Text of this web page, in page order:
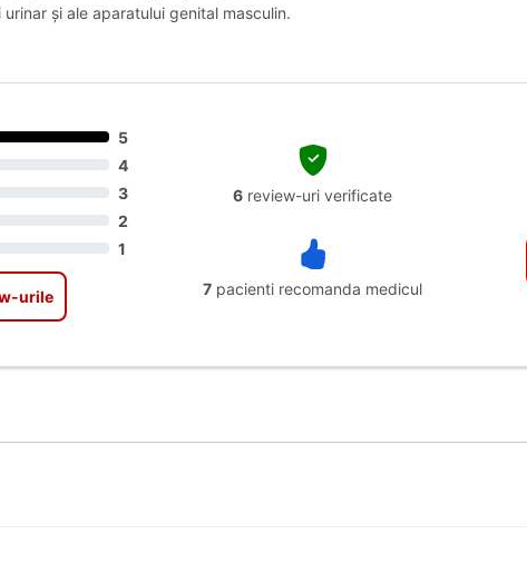
și ale aparatului genital masculin.
5
4
3
2
1
urile
6 review-uri verificate
7 pacienti recomanda medicul